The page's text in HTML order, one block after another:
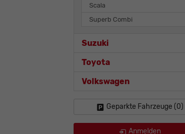
Scala
Superb Combi
Suzuki
Toyota
Volkswagen
Geparkte Fahrzeuge (0)
Anmelden